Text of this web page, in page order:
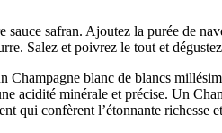
safran. Ajoutez la purée de
Salez et poivrez le tout et
blanc de blancs
acidité minérale et précise. Un
qui confèrent l’étonnante richesse